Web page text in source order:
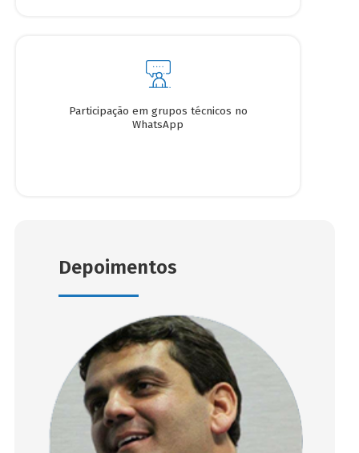
Participação em grupos técnicos no
WhatsApp
Depoimentos